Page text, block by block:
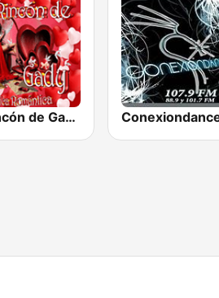
El Rincón de Gady